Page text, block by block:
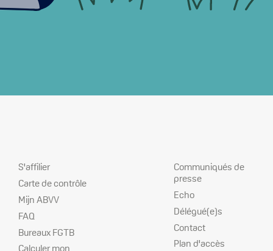
Nos
services
S'affilier
Carte de contrôle
Mijn ABVV
FAQ
Bureaux FGTB
Calculer mon
Nos
priorités
Communiqués de
presse
Echo
Délégué(e)s
Contact
Plan d'accès